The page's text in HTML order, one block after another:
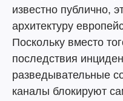
известно публично,
архитектуру
Поскольку вместо
последствия
разведывательные
каналы блокируют